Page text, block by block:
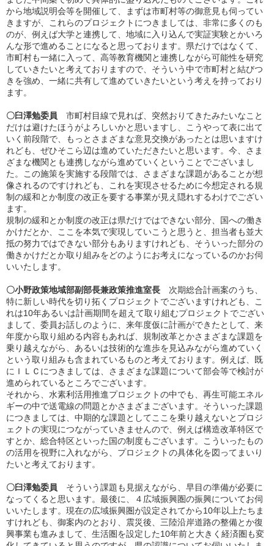
から地域説明会等を開催して、まずは市町村等の御意見も伺ってい
きますが、これらのプロジェクトにつきましては、非常に多くのも
のが、例えば大学と連携して、地域に入り込んで実証実験とかいろ
んな形で進めることになると思っております。県だけではなくて、
市町村も一緒に入って、高等教育機関と連携しながら可能性を研究
していきたいと考えておりますので、そういう中で市町村と結びつ
きを強め、一緒に共有して進めていきたいという考えを持っており
ます。
〇臼澤勉委員 市町村目線で見れば、突然おりてきたみたいなこと
だけは避けたほうがよろしいかと思いますし、こうやって表に出て
いく前段階で、もっとさまざまな意見交換があったとは思いますけ
れども、ぜひそこら辺は進めていただきたいと思います。今、さま
ざまな機関とも連携しながら進めていくということでございまし
た。この施策を実施する段階では、さまざまな課題があることが想
像されるのですけれども、これを実現させるために今想定される規
制の緩和とか制度の改正を要する事業が見え隠れするわけでござい
ます。
規制の緩和とか制度の改正は県だけではできない部分、国への働き
かけだとか、ここを本気で実現していこうと思うと、担当者も並大
抵の努力ではできない部分もありますけれども、そういった部分の
働きかけだとか取り組みをどのようにお考えになっているのかお伺
いいたします。
〇小野政策地域部副部長兼政策推進室長 次期総合計画案のうち、
特に新しい時代を切り拓くプロジェクトでございますけれども、こ
れは10年あるいは計画期間を超えて取り組むプロジェクトでござい
まして、委員お話しのように、来年度仮に計画ができたとして、来
年度から取り組める内容もあれば、規制改革とかさまざまな課題を
乗り越えながら、あるいは技術的な進歩を見込みながら進めていく
という取り組みも含まれているものと考えております。例えば、既
にＩＬＣにつきましては、さまざまな課題について部会等で検討が
進められているところでございます。
それから、水素利活用推進プロジェクトの中でも、再生可能エネル
ギーの中で送電線の問題とかさまざまございます。そういった課題
につきましては、中期的な課題としてここを乗り越えないとプロジ
ェクトの実現につながっていきませんので、例えば構造改革特区で
すとか、総合特区といった国の制度もございます。こういったもの
の活用を視野に入れながら、プロジェクトの具体化を図ってまいり
たいと考えております。
〇臼澤勉委員 そういう課題も見据えながら、早目の準備が必要に
なってくると思います。最後に、４広域振興圏の振興についてお伺
いいたします。現在の広域振興圏が設定されてから10年以上たちま
すけれども、御案内のとおり、震災後、三陸沿岸道路の整備とか復
興事業も進みまして、生活圏を設定した10年前と大きく経済圏も変